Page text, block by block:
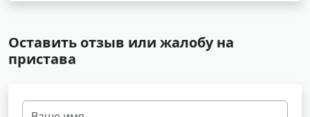
Оставить отзыв или жалобу на
пристава